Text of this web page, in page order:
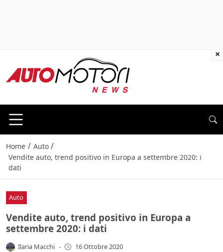
Home / Auto /
Vendite auto, trend positivo in Europa a settembre 2020: i
dati
Auto
Vendite auto, trend positivo in Europa a
settembre 2020: i dati
Ilaria Macchi - 16 Ottobre 2020
×